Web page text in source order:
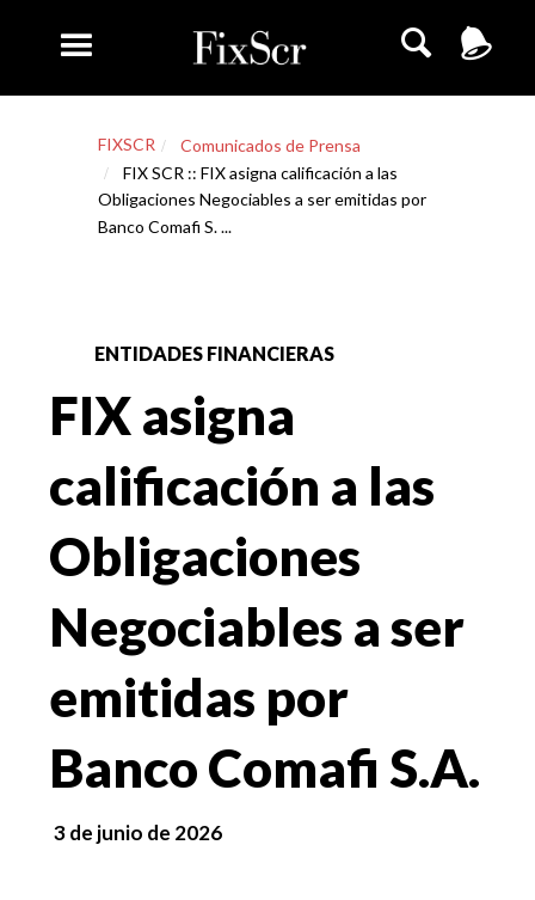
FIXSCR
Comunicados de Prensa
FIX SCR :: FIX asigna calificación a las
Obligaciones Negociables a ser emitidas por
Banco Comafi S. ...
ENTIDADES FINANCIERAS
FIX asigna
calificación a las
Obligaciones
Negociables a ser
emitidas por
Banco Comafi S.A.
3 de junio de 2026